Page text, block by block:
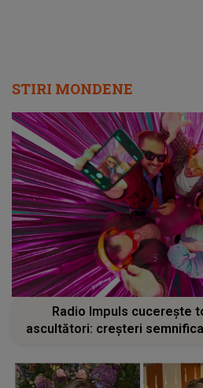
STIRI MONDENE
Radio Impuls cucerește
ascultători: creșteri